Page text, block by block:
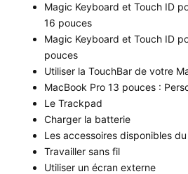
Magic Keyboard et Touch ID
16 pouces
Magic Keyboard et Touch ID
pouces
Utiliser la TouchBar de votre
MacBook Pro 13 pouces :
Le Trackpad
Charger la batterie
Les accessoires disponibles
Travailler sans fil
Utiliser un écran externe